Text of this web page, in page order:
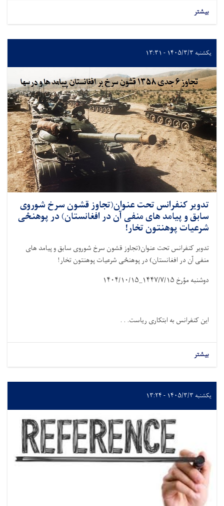
بیشتر
یکشنبه ۱۴۰۵/۳/۳ - ۱۳:۳۱
تدویر کنفرانس تحت عنوان(تجاوز قشون سرخ شوروی
سابق و پیامد های منفی آن در افغانستان) در پوهنځی
شرعیات پوهنتون تخار!
تدویر کنفرانس تحت عنوان(تجاوز قشون سرخ شوروی سابق و پیامد های
منفی آن در افغانستان) در پوهنځی شرعیات پوهنتون تخار!
دوشنبه‌ مؤرخ۱۴۴۷/۷/۱۵_۱۴۰۴/۱۰/۱۵
این کنفرانس به ابتکاری ریاست. . .
بیشتر
یکشنبه ۱۴۰۵/۳/۳ - ۱۳:۲۴